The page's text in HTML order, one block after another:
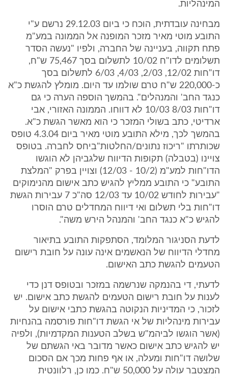
המינהליות.
מבחינה עובדתית, הוכח כי ביום 29.12.03 נרשם ע"י
התובע מוטי מאיר מזכר המופנה אל הממונה במע"מ
פתח תקווה, בעניינה של החברה, ולפיו "נעשה הסדר
תשלומים לדו"ח 10/02 לתשלום בסך 75,467 ש"ח,
דו"חות 12/02, 2/03, 4/03, 6/03 לתשלום בסך
כ-220,000 ש"ח טרם שולמו עד היום. מומלץ להגשת כ"א
כנגד החב' והמנהלים". בהמשך הוספה הערה כי גם
דו"חות 8/03 10/03 לא דווחו. הממונה האזורי, אבי
ארדיטי, כתב בשולי המזכר כי הוא מאשר הגשת כ"א.
בהמשך לכך, מילא התובע מוטי מאיר ביום 4.3.04 טופס
שכותרתו "ריכוז נתונים/החלטות"ביחס לחברה. בטופס
צויינו (בטבלה) תקופות הדיווח שלגביהן לא הוגשו
הדו"חות למע"מ (10/2 - 12/03) וצויין בפרק "המלצת
התובע" כי התובע ממליץ להגיש כתב אישום מהנימוקים
"עבירות לחודש 10/02 עד 12/03 סה"כ 7 עבירות הגשת
דו"חות בלי תשלום ואי דיווח המחדלים טרם הוסרו
להגיש כ"א כנגד החב' והמנהל הירש משה".
לדעת הסניגור המלומד, הסתפקות התובע בתיאור
מחדלי הדיווח של הנאשמים אינה עונה על חובת רישום
הטעמים להגשת כתב האישום.
לדעתי, די בהנמקה שנרשמה במזכר ובטופס דנן כדי
לענות על חובת רישום הטעמים להגשת כתב אישום. יש
לזכור, כי המדיניות הנקוטה בהגשת כתבי אישום על
עבירות מינהליות של אי הגשת דו"חות פורסמה בהנחיות
(אשר הוגשו לביהמ"ש בשלב הטענות המקדמיות), ולפיה
יש להגיש כתב אישום כאשר מדובר באי הגשתם של
שלושה דו"חות ומעלה, או אף פחות מכך אם הסכום
המצטבר עולה על 50,000 ש"ח. כמו כן, רלוונטית